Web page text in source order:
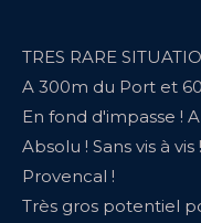
TRES RARE
A 300m du Port et
En fond d'impasse !
Absolu ! Sans vis à
Provencal !
Très gros potentiel